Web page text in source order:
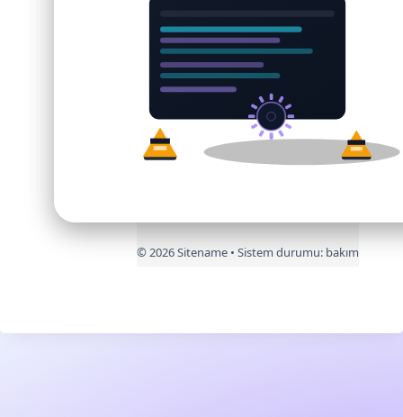
©2026Sitename • Sistem durumu: bakım